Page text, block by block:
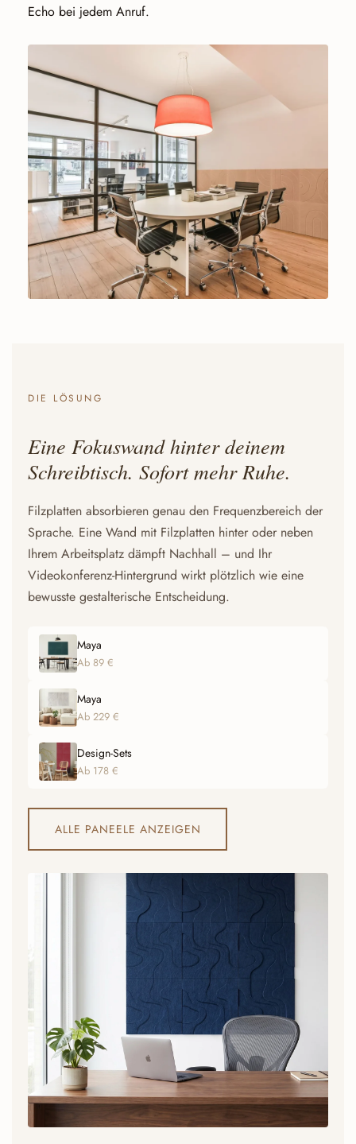
Echo bei jedem Anruf.
DIE LÖSUNG
Eine Fokuswand hinter deinem
Schreibtisch. Sofort mehr Ruhe.
Filzplatten absorbieren genau den Frequenzbereich der
Sprache. Eine Wand mit Filzplatten hinter oder neben
Ihrem Arbeitsplatz dämpft Nachhall – und Ihr
Videokonferenz-Hintergrund wirkt plötzlich wie eine
bewusste gestalterische Entscheidung.
Maya
Ab 89 €
Maya
Ab 229 €
Design-Sets
Ab 178 €
ALLE PANEELE ANZEIGEN